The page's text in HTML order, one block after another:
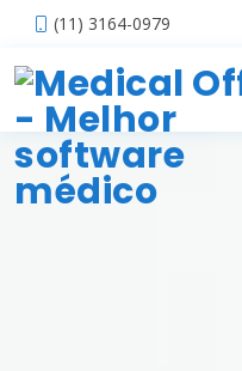
(11) 3164-0979